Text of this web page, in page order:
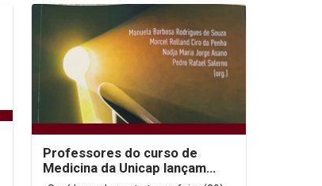
Professores do curso de
Medicina da Unicap lançam
livro sobre metodologia